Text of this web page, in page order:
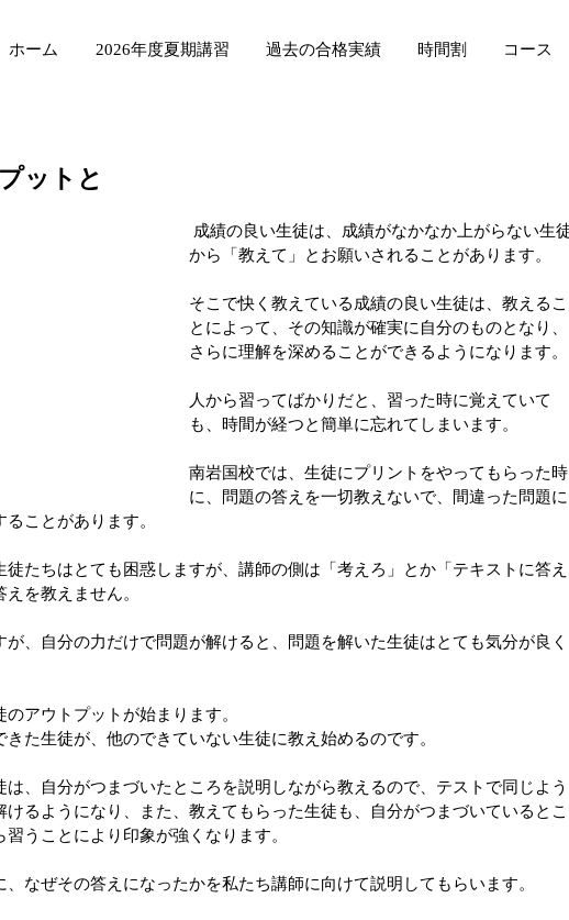
ホーム 2026年度夏期講習 過去の合格実績 時間割 コース
ットと
から「教えて」とお願いされることがあります。
そこで快く教えている成績の良い生徒は、教えるこ
とによって、その知識が確実に自分のものとなり、
さらに理解を深めることができるようになります。
人から習ってばかりだと、習った時に覚えていて
も、時間が経つと簡単に忘れてしまいます。
南岩国校では、生徒にプリントをやってもらった時
に、問題の答えを一切教えないで、間違った問題に
ことがあります。
たちはとても困惑しますが、講師の側は「考えろ」とか「テキストに答え
を教えません。
、自分の力だけで問題が解けると、問題を解いた生徒はとても気分が良く
アウトプットが始まります。
た生徒が、他のできていない生徒に教え始めるのです。
、自分がつまづいたところを説明しながら教えるので、テストで同じよう
るようになり、また、教えてもらった生徒も、自分がつまづいているとこ
うことにより印象が強くなります。
なぜその答えになったかを私たち講師に向けて説明してもらいます。